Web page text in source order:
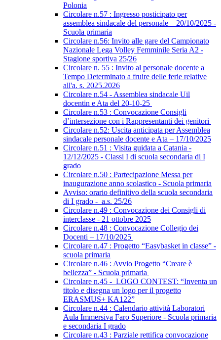
Polonia
Circolare n.57 : Ingresso posticipato per
assemblea sindacale del personale – 20/10/2025 -
Scuola primaria
Circolare n.56: Invito alle gare del Campionato
Nazionale Lega Volley Femminile Seria A2 -
Stagione sportiva 25/26
Circolare n. 55 : Invito al personale docente a
Tempo Determinato a fruire delle ferie relative
all'a. s. 2025.2026
Circolare n.54 - Assemblea sindacale Uil
docentin e Ata del 20-10-25
Circolare n.53 : Convocazione Consigli
d’intersezione con i Rappresentanti dei genitori
Circolare n.52: Uscita anticipata per Assemblea
sindacale personale docente e Ata – 17/10/2025
Circolare n.51 : Visita guidata a Catania -
12/12/2025 - Classi I di scuola secondaria di I
grado
Circolare n.50 : Partecipazione Messa per
inaugurazione anno scolastico - Scuola primaria
Avviso: orario definitivo della scuola secondaria
di I grado - a.s. 25/26
Circolare n.49 : Convocazione dei Consigli di
interclasse - 21 ottobre 2025
Circolare n.48 : Convocazione Collegio dei
Docenti – 17/10/2025
Circolare n.47 : Progetto “Easybasket in classe” -
scuola primaria
Circolare n.46 : Avvio Progetto “Creare è
bellezza” - Scuola primaria
Circolare n.45 - LOGO CONTEST: “Inventa un
titolo e disegna un logo per il progetto
ERASMUS+ KA122”
Circolare n.44 : Calendario attività Laboratori
Aula Immersiva Faro Superiore - Scuola primaria
e secondaria I grado
Circolare n.43 : Parziale rettifica convocazione